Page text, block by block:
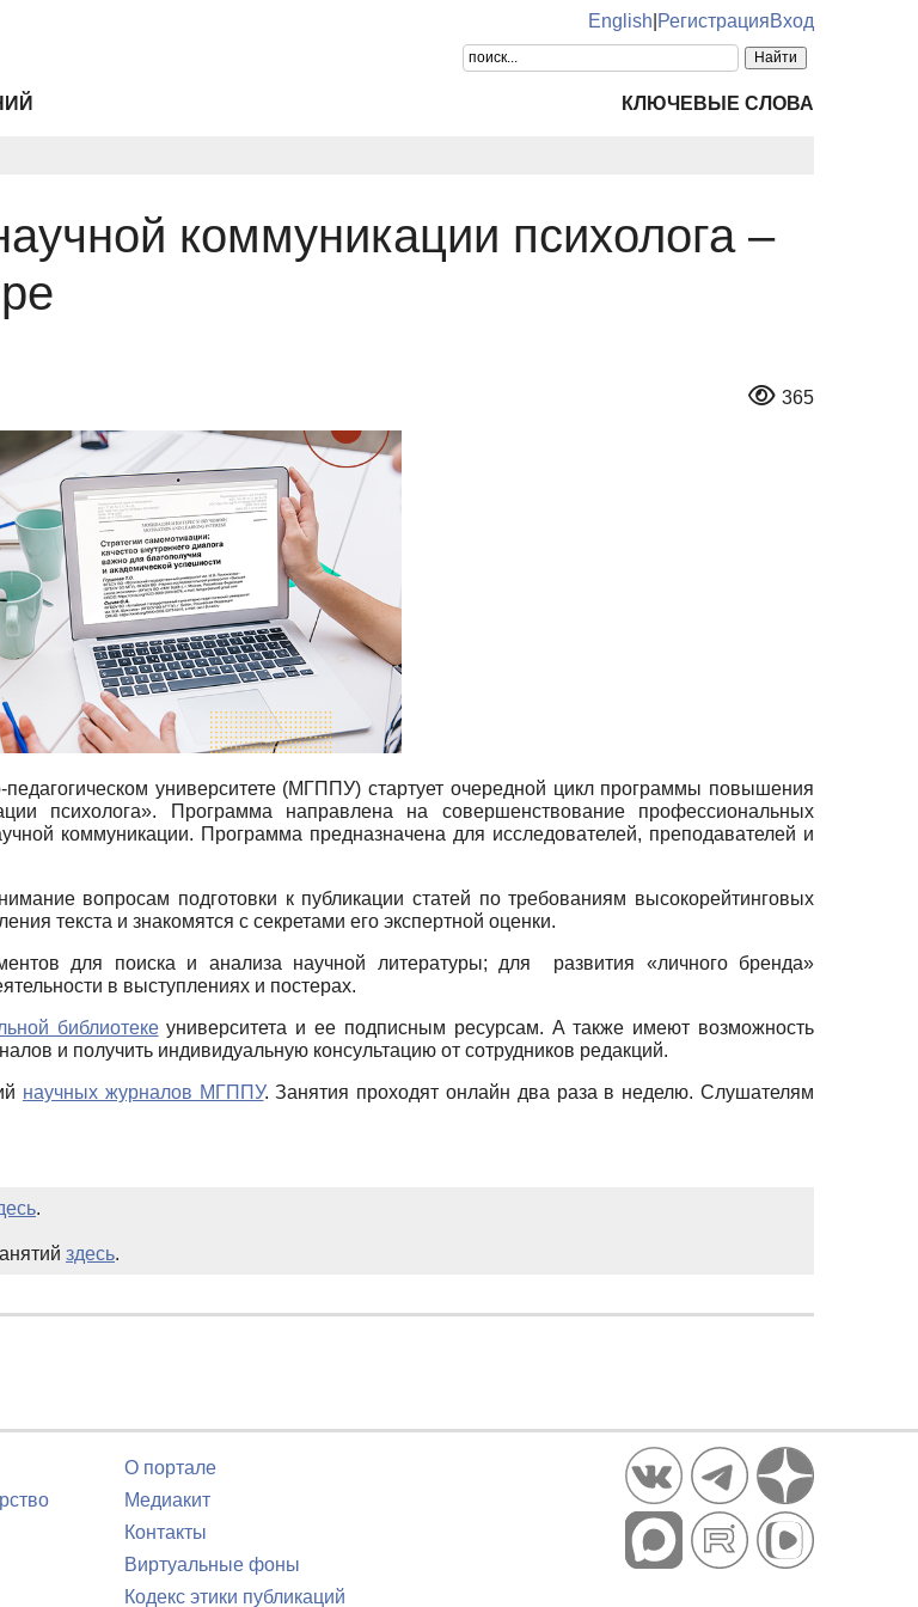
English РегистрацияВход
КЛЮЧЕВЫЕ СЛОВА
коммуникации психолога –
365
университете (МГППУ) стартует очередной цикл программы повышения
психолога». Программа направлена на совершенствование профессиональных
коммуникации. Программа предназначена для исследователей, преподавателей и
вопросам подготовки к публикации статей по требованиям высокорейтинговых
текста и знакомятся с секретами его экспертной оценки.
для поиска и анализа научной литературы; для развития «личного бренда»
в выступлениях и постерах.
библиотекеуниверситета и ее подписным ресурсам. А также имеют возможность
и получить индивидуальную консультацию от сотрудников редакций.
научных журналов МГППУ. Занятия проходят онлайн два раза в неделю. Слушателям
.
здесь.
О портале
Медиакит
Контакты
Виртуальные фоны
Кодекс этики публикаций